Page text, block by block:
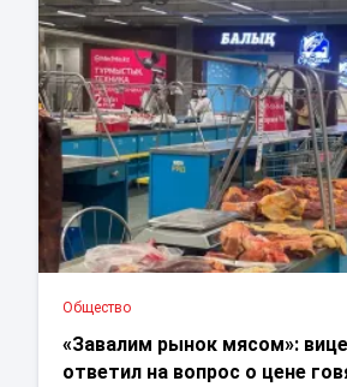
Общество
«Завалим рынок мясом»:
ответил на вопрос о цене